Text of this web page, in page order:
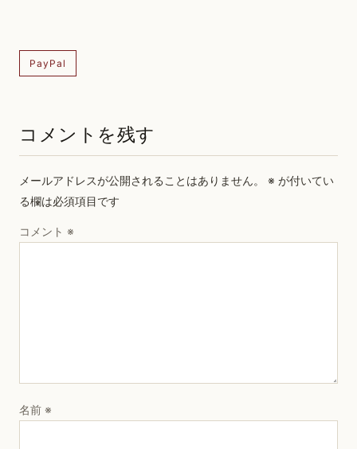
PayPal
コメントを残す
メールアドレスが公開されることはありません。 ※ が付いてい
る欄は必須項目です
コメント ※
名前 ※